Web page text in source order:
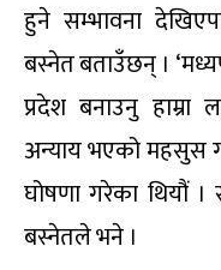
हुने सम्भावना
बस्नेत बताउँछन् ।
प्रदेश बनाउनु हाम्रा
अन्याय भएको महसुस
घोषणा गरेका थियौं ।
बस्नेतले भने ।